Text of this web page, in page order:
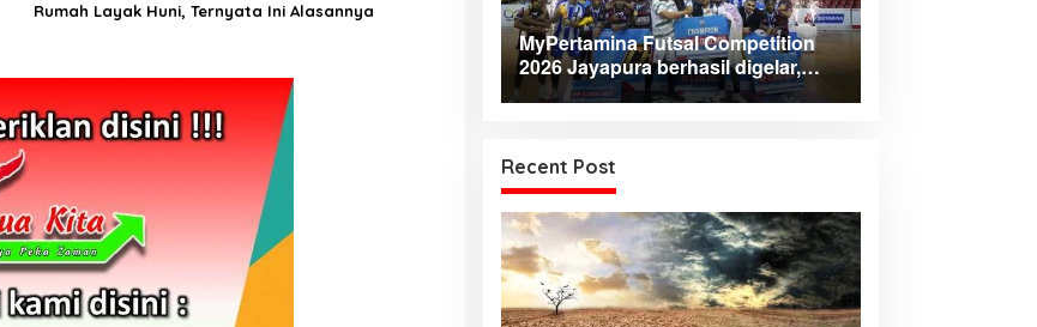
Rumah Layak Huni, Ternyata Ini Alasannya
MyPertamina Futsal Competition
2026 Jayapura berhasil digelar,
dorong talenta muda berprestasi
Recent Post